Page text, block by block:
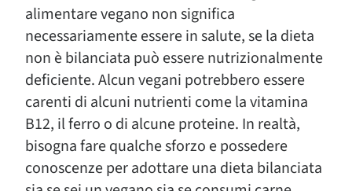
alimentare vegano non significa
necessariamente essere in salute, se la dieta
non è bilanciata può essere nutrizionalmente
deficiente. Alcun vegani potrebbero essere
carenti di alcuni nutrienti come la vitamina
B12, il ferro o di alcune proteine. In realtà,
bisogna fare qualche sforzo e possedere
conoscenze per adottare una dieta bilanciata